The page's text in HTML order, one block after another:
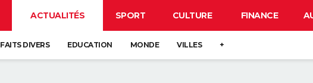
ACTUALITÉS SPORT CULTURE FINANCE
FAITS DIVERS EDUCATION MONDE VILLES +